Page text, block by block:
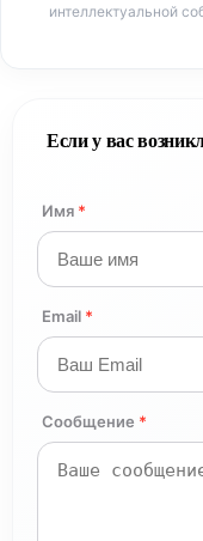
интеллектуальной
Если у вас
Имя *
Email *
Сообщение *